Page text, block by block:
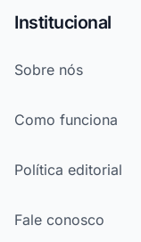
Institucional
Sobre nós
Como funciona
Política editorial
Fale conosco